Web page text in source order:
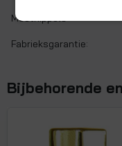
Meetnippels:
Fabrieksgarantie:
Bijbehorende